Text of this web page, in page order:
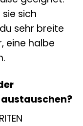
sich
sehr breite
eine halbe
austauschen?